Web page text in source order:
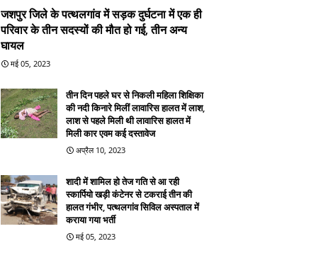
जशपुर जिले के पत्थलगांव में सड़क दुर्घटना में एक ही
परिवार के तीन सदस्यों की मौत हो गई, तीन अन्य
घायल
मई 05, 2023
तीन दिन पहले घर से निकली महिला शिक्षिका
की नदी किनारे मिलीं लावारिस हालत में लाश,
लाश से पहले मिली थी लावारिस हालत में
मिली कार एवम कई दस्तावेज
अप्रैल 10, 2023
शादी में शामिल हो तेज गति से आ रही
स्कार्पियो खड़ी कंटेनर से टकराई तीन की
हालत गंभीर, पत्थलगांव सिविल अस्पताल में
कराया गया भर्ती
मई 05, 2023